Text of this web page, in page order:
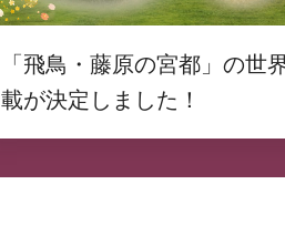
「飛鳥・藤原の宮都」の世
載が決定しました！